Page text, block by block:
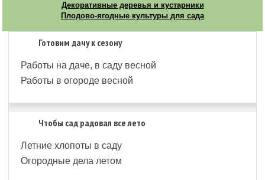
Декоративные деревья и кустарники
Плодово-ягодные культуры для сада
Готовим дачу к сезону
Работы на даче, в саду весной
Работы в огороде весной
Чтобы сад радовал все лето
Летние хлопоты в саду
Огородные дела летом